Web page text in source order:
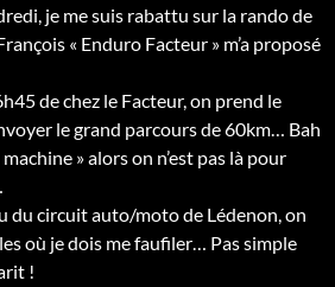
je me suis rabattu sur la rando de
« Enduro Facteur » m’a proposé
de chez le Facteur, on prend le
le grand parcours de 60km… Bah
» alors on n’est pas là pour
du circuit auto/moto de Lédenon, on
où je dois me faufiler… Pas simple
!